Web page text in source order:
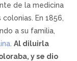
de la medicina
En 1856,
a su familia,
. Al diluirla
y se dio